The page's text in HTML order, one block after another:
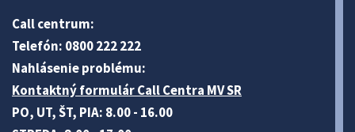
Call centrum:
Telefón: 0800 222 222
Nahlásenie problému:
Kontaktný formulár Call Centra MV SR
PO, UT, ŠT, PIA: 8.00 - 16.00